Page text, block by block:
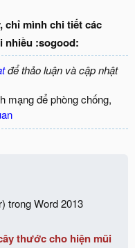
chỉ mình chi tiết các
nhiều :sogood:
để thảo luận và cập nhật
mạng để phòng chống,
trong Word 2013
thước cho hiện mũi